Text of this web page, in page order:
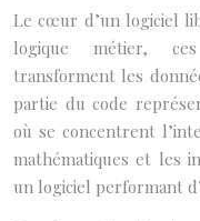
Le cœur d’un logiciel
logique métier,
transforment les
partie du code
où se concentrent
mathématiques et les
un logiciel performant